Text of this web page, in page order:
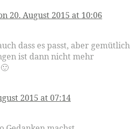
20. August 2015 at 10:06
dass es passt, aber gemütlich
ist dann nicht mehr
2015 at 07:14